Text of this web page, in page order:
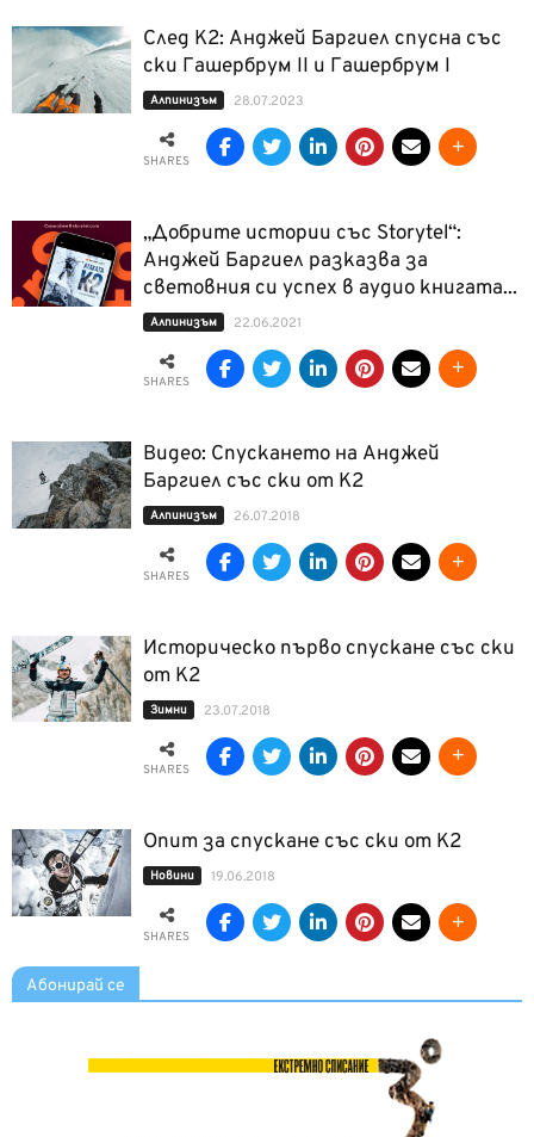
След К2: Анджей Баргиел спусна със
ски Гашербрум II и Гашербрум I
Алпинизъм 28.07.2023
SHARES
„Добрите истории със Storytel“:
Анджей Баргиел разказва за
световния си успех в аудио книгата...
Алпинизъм 22.06.2021
SHARES
Видео: Спускането на Анджей
Баргиел със ски от К2
Алпинизъм 26.07.2018
SHARES
Историческо първо спускане със ски
от К2
Зимни 23.07.2018
SHARES
Опит за спускане със ски от К2
Новини 19.06.2018
SHARES
Абонирай се